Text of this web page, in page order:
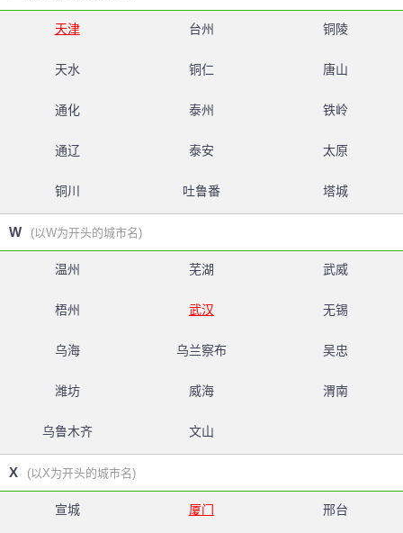
天津 台州 铜陵
天水 铜仁 唐山
通化 泰州 铁岭
通辽 泰安 太原
铜川 吐鲁番 塔城
W (以W为开头的城市名)
温州 芜湖 武威
梧州 武汉 无锡
乌海 乌兰察布 吴忠
潍坊 威海 渭南
乌鲁木齐 文山
X (以X为开头的城市名)
宣城 厦门 邢台